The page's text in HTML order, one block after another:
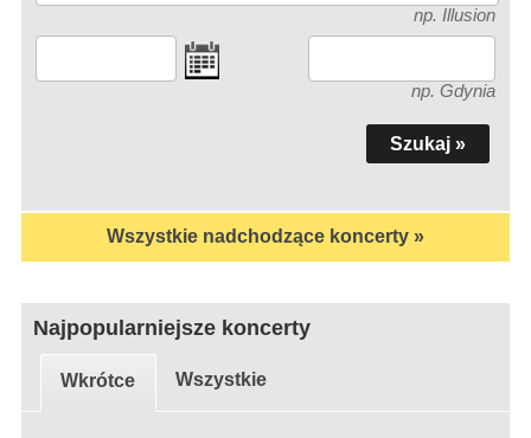
np. Illusion
np. Gdynia
Wszystkie nadchodzące koncerty »
Najpopularniejsze koncerty
Wkrótce Wszystkie